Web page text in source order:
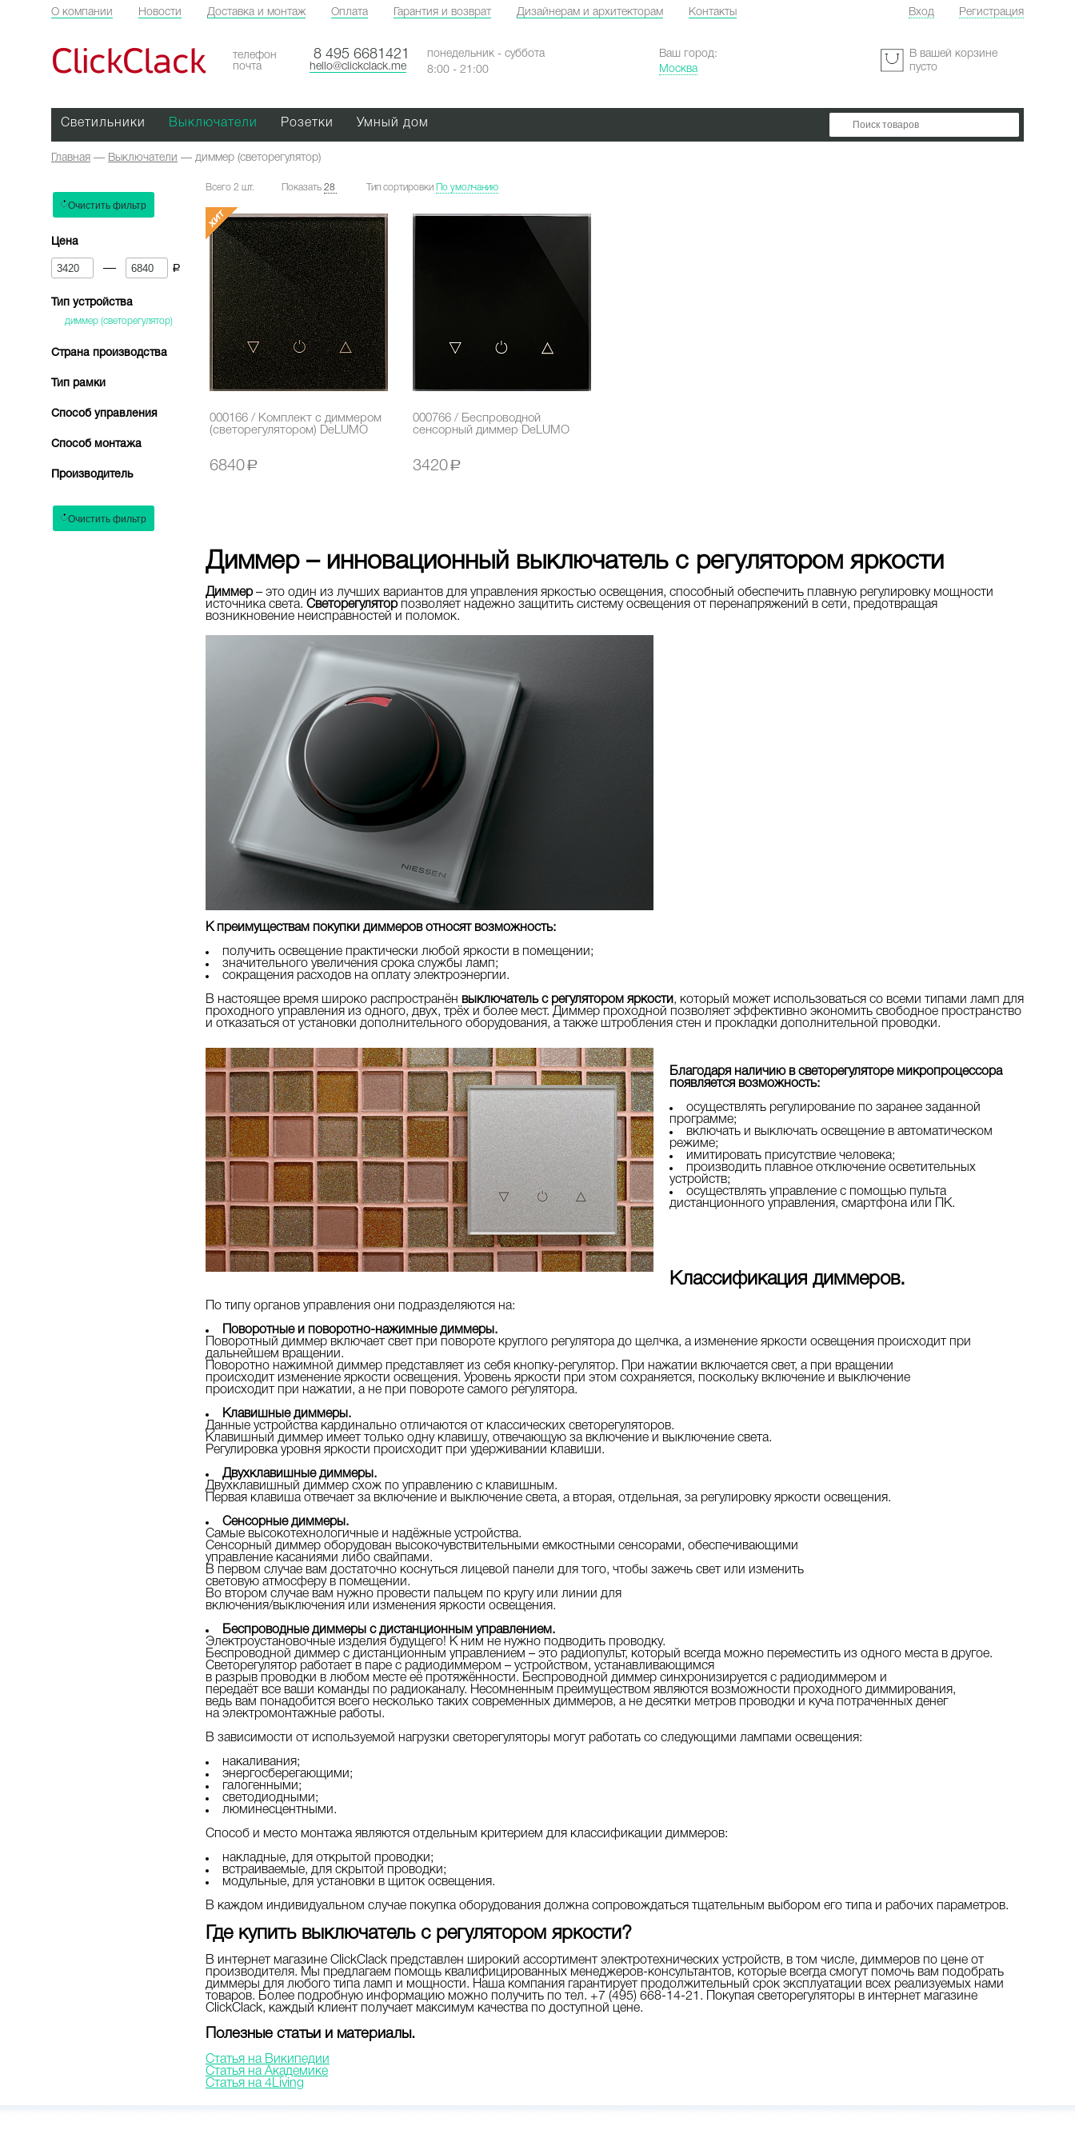
О компании Новости Доставка и монтаж Оплата Гарантия и возврат Дизайнерам и архитекторам Контакты Вход Регистрация
ClickClack
Ваш город:
Москва
В вашей корзине
пусто
телефон 8 495 6681421
почта hello@clickclack.me
понедельник - суббота
8:00 - 21:00
Светильники Выключатели Розетки Умный дом
Главная — Выключатели — диммер (светорегулятор)
Цена
— a
Тип устройства
диммер (светорегулятор)
Страна производства
Тип рамки
Способ управления
Способ монтажа
Производитель
Всего 2 шт. Показать 28 Тип сортировки По умолчанию
000166 / Комплект с диммером
(светорегулятором) DeLUMO
6840 a
000766 / Беспроводной
сенсорный диммер DeLUMO
3420 a
Диммер – инновационный выключатель с регулятором яркости
Диммер– это один из лучших вариантов для управления яркостью освещения, способный обеспечить плавную регулировку мощности
источника света. Светорегуляторпозволяет надежно защитить систему освещения от перенапряжений в сети, предотвращая
возникновение неисправностей и поломок.
К преимуществам покупки диммеров относят возможность:
получить освещение практически любой яркости в помещении;
значительного увеличения срока службы ламп;
сокращения расходов на оплату электроэнергии.
В настоящее время широко распространён выключатель с регулятором яркости , который может использоваться со всеми типами ламп для
проходного управления из одного, двух, трёх и более мест. Диммер проходной позволяет эффективно экономить свободное пространство
и отказаться от установки дополнительного оборудования, а также штробления стен и прокладки дополнительной проводки.
Благодаря наличию в светорегуляторе микропроцессора
появляется возможность:
осуществлять регулирование по заранее заданной
программе;
включать и выключать освещение в автоматическом
режиме;
имитировать присутствие человека;
производить плавное отключение осветительных
устройств;
осуществлять управление с помощью пульта
дистанционного управления, смартфона или ПК.
Классификация диммеров.
По типу органов управления они подразделяются на:
Поворотные и поворотно-нажимные диммеры.
Поворотный диммер включает свет при повороте круглого регулятора до щелчка, а изменение яркости освещения происходит при
дальнейшем вращении.
Поворотно нажимной диммер представляет из себя кнопку-регулятор. При нажатии включается свет, а при вращении
происходит изменение яркости освещения. Уровень яркости при этом сохраняется, поскольку включение и выключение
происходит при нажатии, а не при повороте самого регулятора.
Клавишные диммеры.
Данные устройства кардинально отличаются от классических светорегуляторов.
Клавишный диммер имеет только одну клавишу, отвечающую за включение и выключение света.
Регулировка уровня яркости происходит при удерживании клавиши.
Двухклавишные диммеры.
Двухклавишный диммер схож по управлению с клавишным.
Первая клавиша отвечает за включение и выключение света, а вторая, отдельная, за регулировку яркости освещения.
Сенсорные диммеры.
Самые высокотехнологичные и надёжные устройства.
Сенсорный диммер оборудован высокочувствительными емкостными сенсорами, обеспечивающими
управление касаниями либо свайпами.
В первом случае вам достаточно коснуться лицевой панели для того, чтобы зажечь свет или изменить
световую атмосферу в помещении.
Во втором случае вам нужно провести пальцем по кругу или линии для
включения/выключения или изменения яркости освещения.
Беспроводные диммеры с дистанционным управлением.
Электроустановочные изделия будущего! К ним не нужно подводить проводку.
Беспроводной диммер с дистанционным управлением – это радиопульт, который всегда можно переместить из одного места в другое.
Светорегулятор работает в паре с радиодиммером – устройством, устанавливающимся
в разрыв проводки в любом месте её протяжённости. Беспроводной диммер синхронизируется с радиодиммером и
передаёт все ваши команды по радиоканалу. Несомненным преимуществом являются возможности проходного диммирования,
ведь вам понадобится всего несколько таких современных диммеров, а не десятки метров проводки и куча потраченных денег
на электромонтажные работы.
В зависимости от используемой нагрузки светорегуляторы могут работать со следующими лампами освещения:
накаливания;
энергосберегающими;
галогенными;
светодиодными;
люминесцентными.
Способ и место монтажа являются отдельным критерием для классификации диммеров:
накладные, для открытой проводки;
встраиваемые, для скрытой проводки;
модульные, для установки в щиток освещения.
В каждом индивидуальном случае покупка оборудования должна сопровождаться тщательным выбором его типа и рабочих параметров.
Где купить выключатель с регулятором яркости?
В интернет магазине СlickСlack представлен широкий ассортимент электротехнических устройств, в том числе, диммеров по цене от
производителя. Мы предлагаем помощь квалифицированных менеджеров-консультантов, которые всегда смогут помочь вам подобрать
диммеры для любого типа ламп и мощности. Наша компания гарантирует продолжительный срок эксплуатации всех реализуемых нами
товаров. Более подробную информацию можно получить по тел. +7 (495) 668-14-21. Покупая светорегуляторы в интернет магазине
СlickСlack, каждый клиент получает максимум качества по доступной цене.
Полезные статьи и материалы.
Статья на Википедии
Статья на Академике
Статья на 4Living